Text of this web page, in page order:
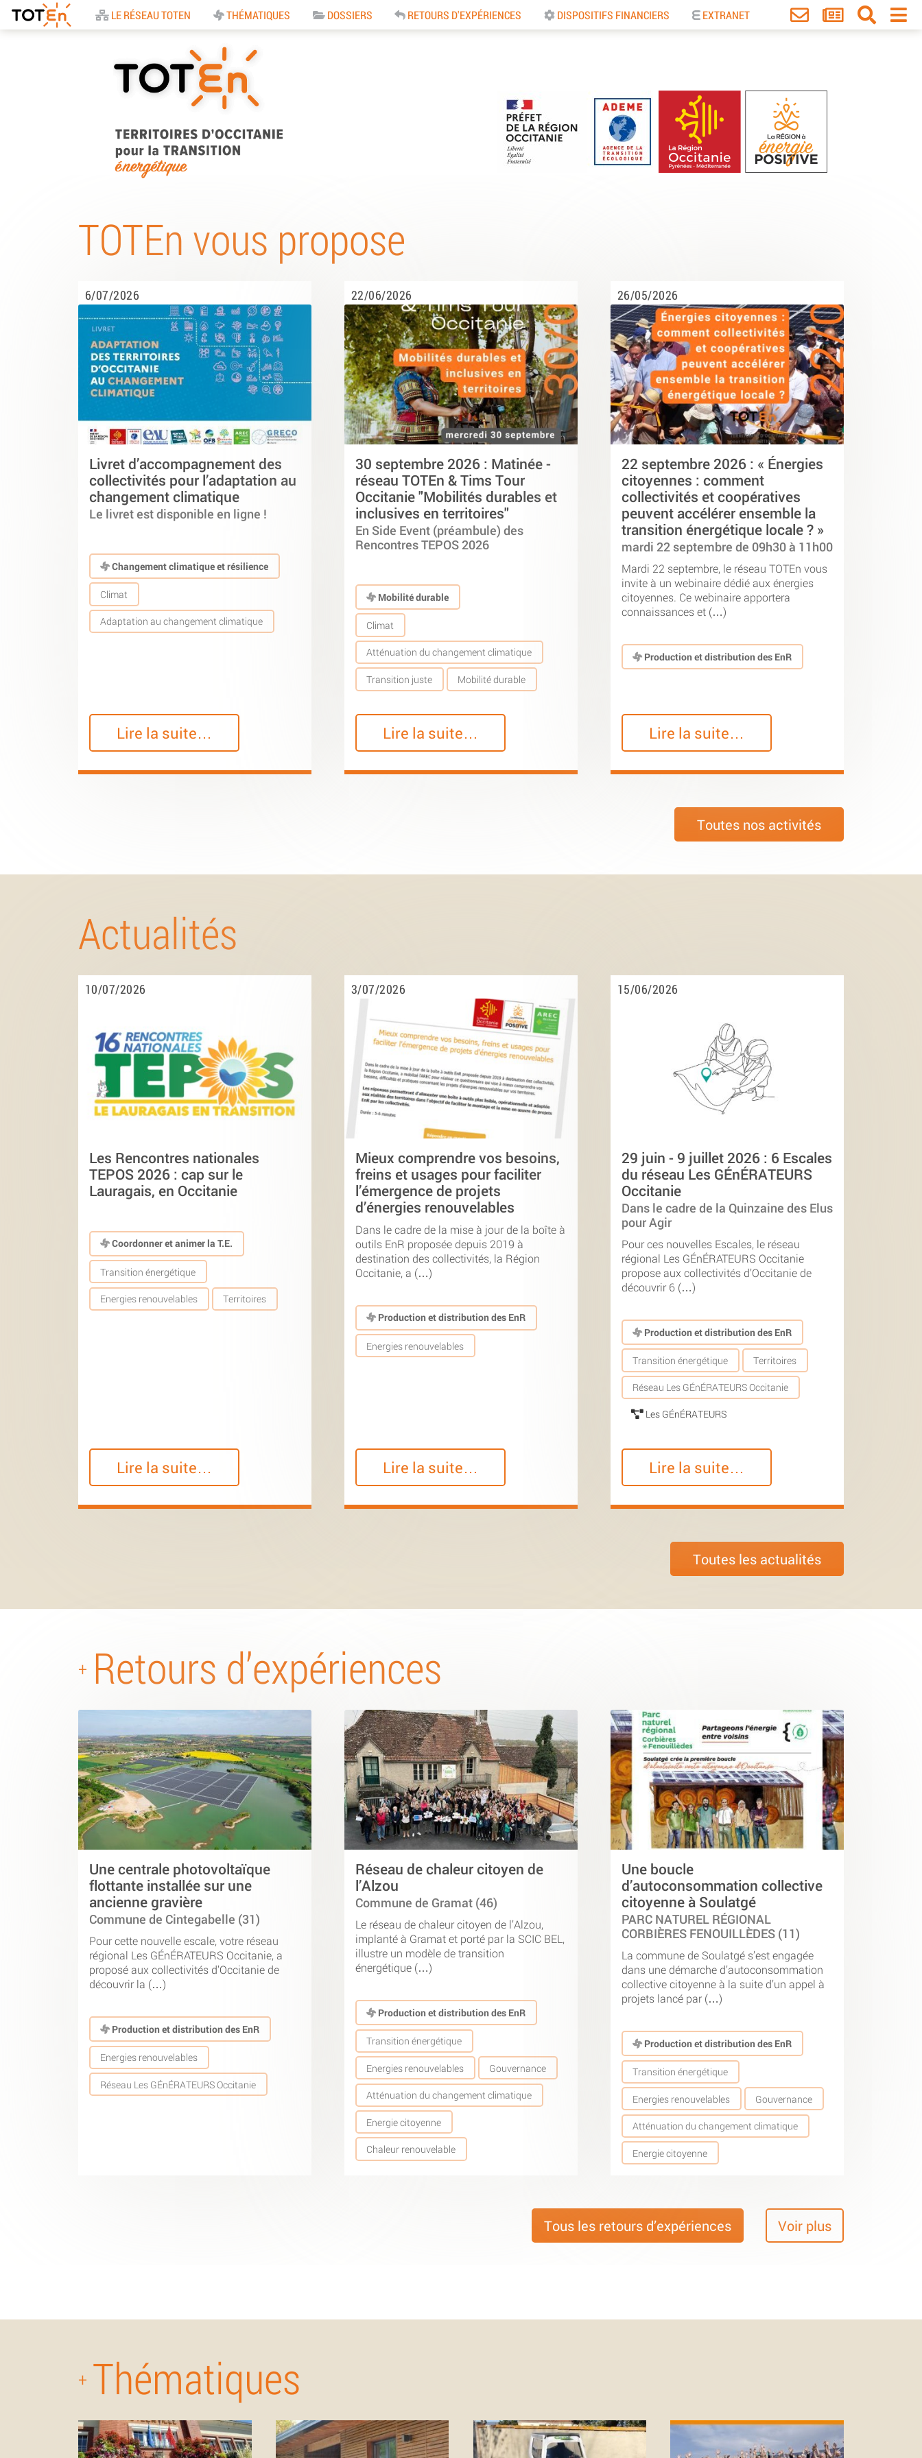
Accueil
LE RÉSEAU TOTEN THÉMATIQUES DOSSIERS RETOURS D'EXPÉRIENCES DISPOSITIFS FINANCIERS EXTRANET
Territoires d’Occitanie
pour la Transition
Energétique
TOTEn vous propose
6/07/2026
Livret d’accompagnement des
collectivités pour l’adaptation au
changement climatique
Le livret est disponible en ligne !
Changement climatique et résilience
Climat
Adaptation au changement climatique
Lire la suite…
22/06/2026
30 septembre 2026 : Matinée -
réseau TOTEn & Tims Tour
Occitanie "Mobilités durables et
inclusives en territoires"
En Side Event (préambule) des
Rencontres TEPOS 2026
Mobilité durable
Climat
Atténuation du changement climatique
Transition juste Mobilité durable
Lire la suite…
26/05/2026
22 septembre 2026 : « Énergies
citoyennes : comment
collectivités et coopératives
peuvent accélérer ensemble la
transition énergétique locale ? »
mardi 22 septembre de 09h30 à 11h00
Mardi 22 septembre, le réseau TOTEn vous
invite à un webinaire dédié aux énergies
citoyennes. Ce webinaire apportera
connaissances et (…)
Production et distribution des EnR
Lire la suite…
Toutes nos activités
Actualités
10/07/2026
Les Rencontres nationales
TEPOS 2026 : cap sur le
Lauragais, en Occitanie
Coordonner et animer la T.E.
Transition énergétique
Energies renouvelables Territoires
Lire la suite…
3/07/2026
Mieux comprendre vos besoins,
freins et usages pour faciliter
l’émergence de projets
d’énergies renouvelables
Dans le cadre de la mise à jour de la boîte à
outils EnR proposée depuis 2019 à
destination des collectivités, la Région
Occitanie, a (…)
Production et distribution des EnR
Energies renouvelables
Lire la suite…
15/06/2026
29 juin - 9 juillet 2026 : 6 Escales
du réseau Les GÉnÉRATEURS
Occitanie
Dans le cadre de la Quinzaine des Elus
pour Agir
Pour ces nouvelles Escales, le réseau
régional Les GÉnÉRATEURS Occitanie
propose aux collectivités d’Occitanie de
découvrir 6 (…)
Production et distribution des EnR
Transition énergétique Territoires
Réseau Les GÉnÉRATEURS Occitanie
Les GÉnÉRATEURS
Lire la suite…
Toutes les actualités
+ Retours d’expériences
Une centrale photovoltaïque
flottante installée sur une
ancienne gravière
Commune de Cintegabelle (31)
Pour cette nouvelle escale, votre réseau
régional Les GÉnÉRATEURS Occitanie, a
proposé aux collectivités d’Occitanie de
découvrir la (…)
Production et distribution des EnR
Energies renouvelables
Réseau Les GÉnÉRATEURS Occitanie
Réseau de chaleur citoyen de
l’Alzou
Commune de Gramat (46)
Le réseau de chaleur citoyen de l’Alzou,
implanté à Gramat et porté par la SCIC BEL,
illustre un modèle de transition
énergétique (…)
Production et distribution des EnR
Transition énergétique
Energies renouvelables Gouvernance
Atténuation du changement climatique
Energie citoyenne
Chaleur renouvelable
Une boucle
d’autoconsommation collective
citoyenne à Soulatgé
PARC NATUREL RÉGIONAL
CORBIÈRES FENOUILLÈDES (11)
La commune de Soulatgé s’est engagée
dans une démarche d’autoconsommation
collective citoyenne à la suite d’un appel à
projets lancé par (…)
Production et distribution des EnR
Transition énergétique
Energies renouvelables Gouvernance
Atténuation du changement climatique
Energie citoyenne
Tous les retours d’expériences Voir plus
+ Thématiques